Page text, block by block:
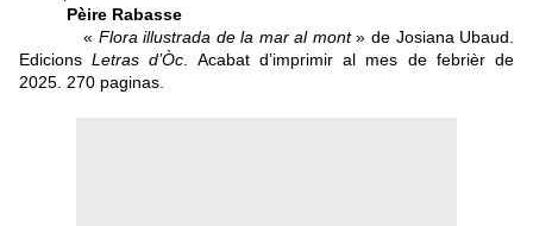
Pèire Rabasse
« Flora illustrada de la mar al mont» de Josiana Ubaud.
EdicionsLetras d’Òc. Acabat d’imprimir al mes de febrièr de
2025. 270 paginas.